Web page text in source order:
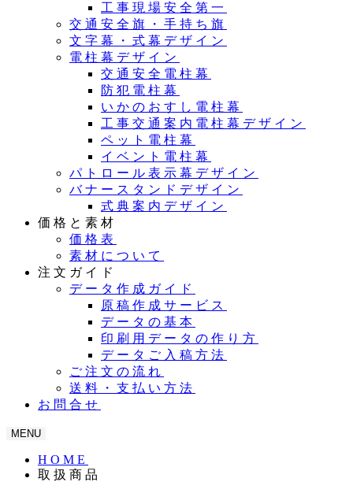
工事現場安全第一
交通安全旗・手持ち旗
文字幕・式幕デザイン
電柱幕デザイン
交通安全電柱幕
防犯電柱幕
いかのおすし電柱幕
工事交通案内電柱幕デザイン
ペット電柱幕
イベント電柱幕
パトロール表示幕デザイン
バナースタンドデザイン
式典案内デザイン
価格と素材
価格表
素材について
注文ガイド
データ作成ガイド
原稿作成サービス
データの基本
印刷用データの作り方
データご入稿方法
ご注文の流れ
送料・支払い方法
お問合せ
MENU
HOME
取扱商品